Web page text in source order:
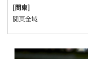
[関東]
関東全域